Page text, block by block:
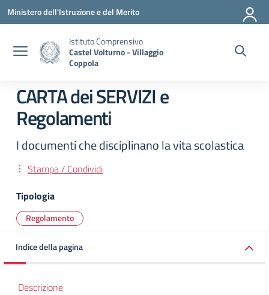
Vai ai contenuti
Vai al menu di navigazione
Vai al footer
Ministero dell'Istruzione e del Merito
Istituto Comprensivo
Castel Volturno - Villaggio
Coppola
CARTA dei SERVIZI e
Regolamenti
I documenti che disciplinano la vita scolastica
Stampa / Condividi
Tipologia
Regolamento
Indice della pagina
Descrizione